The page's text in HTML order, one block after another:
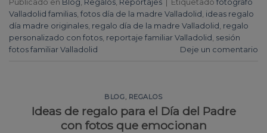
Publicado en Blog, Regalos, Reportajes Etiquetado fotógrafo
Valladolid familias, fotos día de la madre Valladolid , ideas regalo
día madre originales, regalo día de la madre Valladolid , regalo
personalizado con fotos, reportaje familiar Valladolid , sesión
fotos familiar Valladolid
Deje un comentario
BLOG, REGALOS
Ideas de regalo para el Día del Padre
con fotos que emocionan